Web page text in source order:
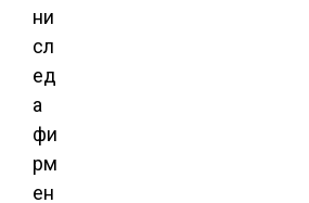
ни
сл
ед
а
фи
рм
ен